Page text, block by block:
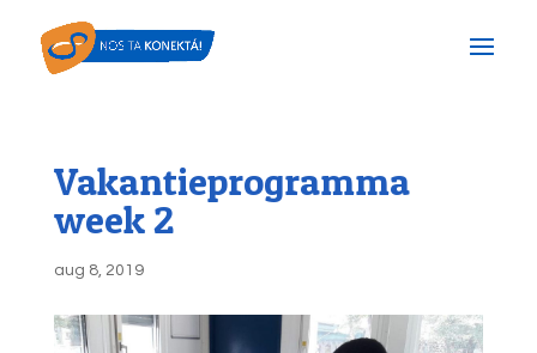
Vakantieprogramma
week 2
aug 8, 2019